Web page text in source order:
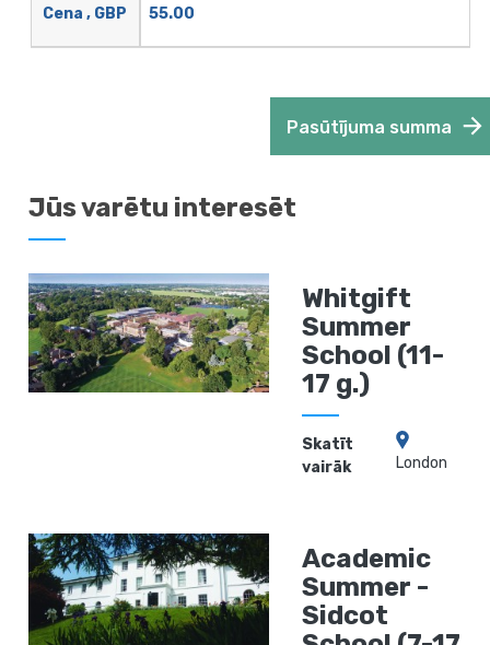
Cena , GBP 55.00
Pasūtījuma summa
Jūs varētu interesēt
Whitgift
Summer
School (11-
17 g.)
Skatīt
vairāk
London
Academic
Summer -
Sidcot